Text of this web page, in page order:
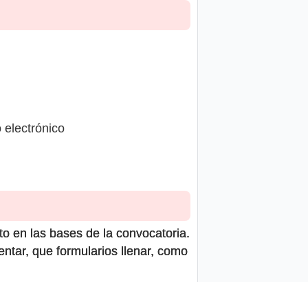
electrónico
en las bases de la convocatoria.
que formularios llenar, como